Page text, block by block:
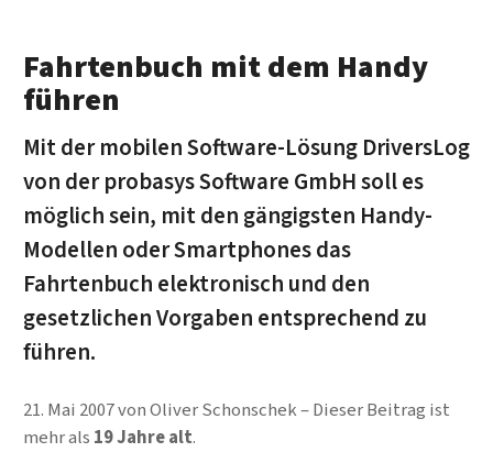
Fahrtenbuch mit dem Handy
führen
Mit der mobilen Software-Lösung DriversLog
von der probasys Software GmbH soll es
möglich sein, mit den gängigsten Handy-
Modellen oder Smartphones das
Fahrtenbuch elektronisch und den
gesetzlichen Vorgaben entsprechend zu
führen.
21. Mai 2007vonOliver Schonschek
Dieser Beitrag ist
mehr als 19 Jahre alt.